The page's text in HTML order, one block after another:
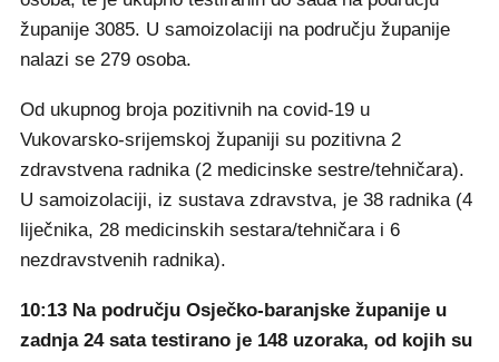
županije 3085. U samoizolaciji na području županije
nalazi se 279 osoba.
Od ukupnog broja pozitivnih na covid-19 u
Vukovarsko-srijemskoj županiji su pozitivna 2
zdravstvena radnika (2 medicinske sestre/tehničara).
U samoizolaciji, iz sustava zdravstva, je 38 radnika (4
liječnika, 28 medicinskih sestara/tehničara i 6
nezdravstvenih radnika).
10:13 Na području Osječko-baranjske županije u
zadnja 24 sata testirano je 148 uzoraka, od kojih su